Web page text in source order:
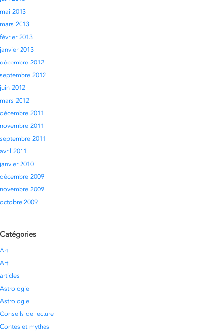
mai 2013
mars 2013
février 2013
janvier 2013
décembre 2012
septembre 2012
juin 2012
mars 2012
décembre 2011
novembre 2011
septembre 2011
avril 2011
janvier 2010
décembre 2009
novembre 2009
octobre 2009
Catégories
Art
Art
articles
Astrologie
Astrologie
Conseils de lecture
Contes et mythes